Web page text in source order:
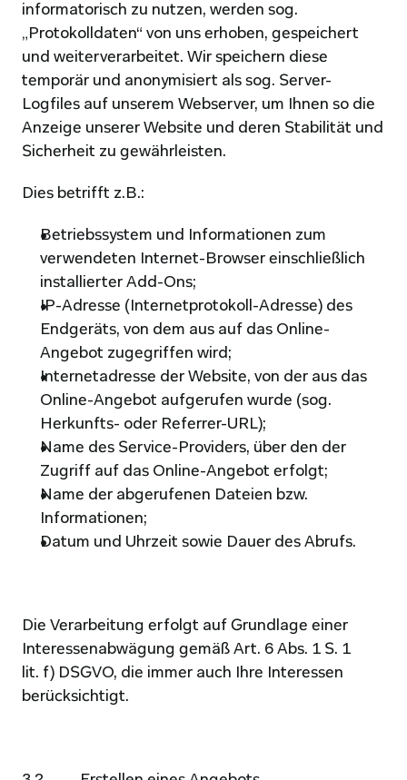
informatorisch zu nutzen, werden sog.
„Protokolldaten“ von uns erhoben, gespeichert
und weiterverarbeitet. Wir speichern diese
temporär und anonymisiert als sog. Server-
Logfiles auf unserem Webserver, um Ihnen so die
Anzeige unserer Website und deren Stabilität und
Sicherheit zu gewährleisten.
Dies betrifft z.B.:
Betriebssystem und Informationen zum
verwendeten Internet-Browser einschließlich
installierter Add-Ons;
IP-Adresse (Internetprotokoll-Adresse) des
Endgeräts, von dem aus auf das Online-
Angebot zugegriffen wird;
Internetadresse der Website, von der aus das
Online-Angebot aufgerufen wurde (sog.
Herkunfts- oder Referrer-URL);
Name des Service-Providers, über den der
Zugriff auf das Online-Angebot erfolgt;
Name der abgerufenen Dateien bzw.
Informationen;
Datum und Uhrzeit sowie Dauer des Abrufs.
Die Verarbeitung erfolgt auf Grundlage einer
Interessenabwägung gemäß Art. 6 Abs. 1 S. 1
lit. f) DSGVO, die immer auch Ihre Interessen
berücksichtigt.